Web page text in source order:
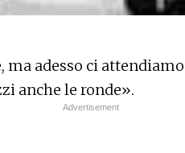
ma adesso ci
anche le ronde».